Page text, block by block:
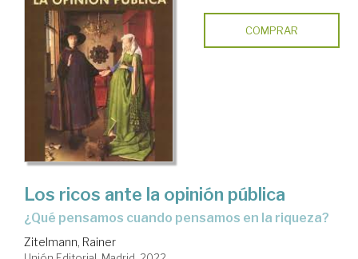
COMPRAR
Los ricos ante la opinión pública
¿Qué pensamos cuando pensamos en la riqueza?
Zitelmann, Rainer